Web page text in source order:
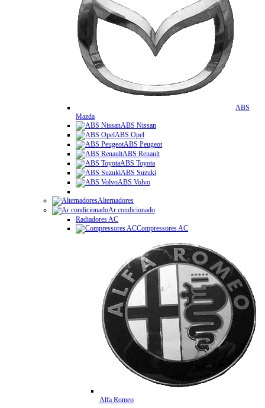
ABS
Mazda
ABS Nissan
ABS Opel
ABS Peugeot
ABS Renault
ABS Toyota
ABS Suzuki
ABS Volvo
Alternadores
Ar condicionado
Radiadores AC
Compressores AC
Alfa Romeo